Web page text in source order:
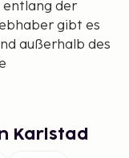
entlang der
gibt es
außerhalb des
Karlstad